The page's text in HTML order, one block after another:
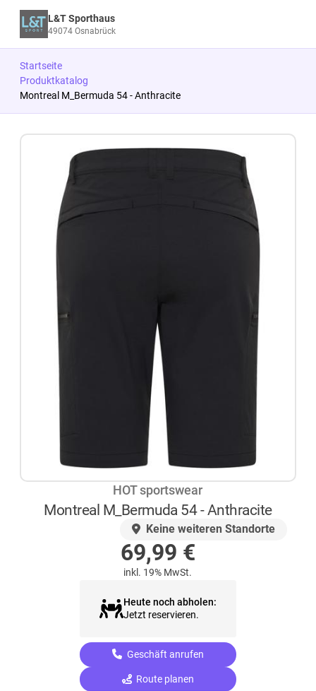
L&T Sporthaus
49074 Osnabrück
Startseite
Produktkatalog
Montreal M_Bermuda 54 - Anthracite
HOT sportswear
Montreal M_Bermuda 54 - Anthracite
Keine weiteren Standorte
69,99 €
inkl. 19% MwSt.
Heute noch abholen:
Jetzt reservieren.
Geschäft anrufen
Route planen